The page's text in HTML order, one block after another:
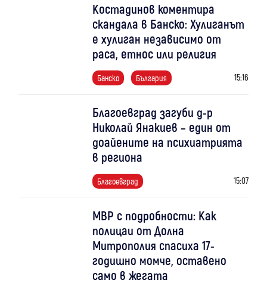
Костадинов коментира
скандала в Банско: Хулиганът
е хулиган независимо от
раса, етнос или религия
Банско България 15:16
Благоевград загуби д-р
Николай Янакиев – един от
доайените на психиатрията
в региона
Благоевград 15:07
МВР с подробности: Как
полицаи от Долна
Митрополия спасиха 17-
годишно момче, оставено
само в жегата